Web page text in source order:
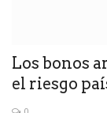
Los bonos
el riesgo